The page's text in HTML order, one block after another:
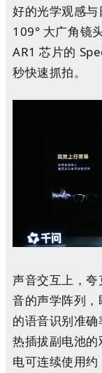
好的光学观感
109° 大广角镜
AR1 芯片的
秒快速抓拍。
声音交互上，
音的声学阵列
的语音识别准
热插拔副电池
电可连续使用约